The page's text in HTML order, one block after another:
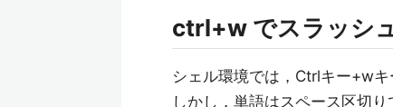
ctrl+w でスラッシ
シェル環境では，Ctrlキー+w
しかし，単語はスペース区切